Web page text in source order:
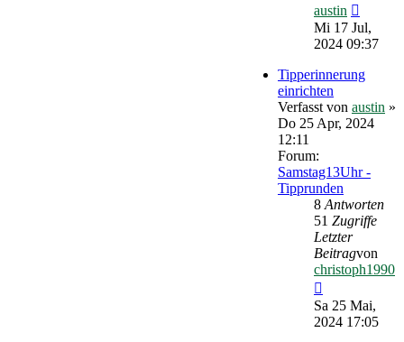
austin
Beitrag
Mi 17 Jul,
2024 09:37
Tipperinnerung
einrichten
Verfasst von austin »
Do 25 Apr, 2024
12:11
Forum:
Samstag13Uhr -
Tipprunden
8 Antworten
51 Zugriffe
Letzter
Beitragvon
christoph1990
Beitrag
Sa 25 Mai,
2024 17:05